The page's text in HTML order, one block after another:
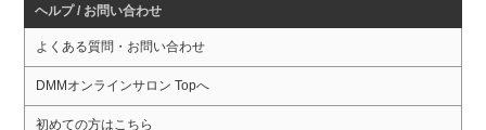
ヘルプ / お問い合わせ
よくある質問・お問い合わせ
DMMオンラインサロン Topへ
初めての方はこちら